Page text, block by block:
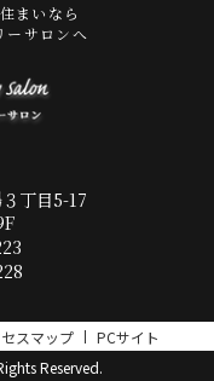
まいなら
ーサロンへ
丁目5-17
スマップ
PCサイト
Reserved.